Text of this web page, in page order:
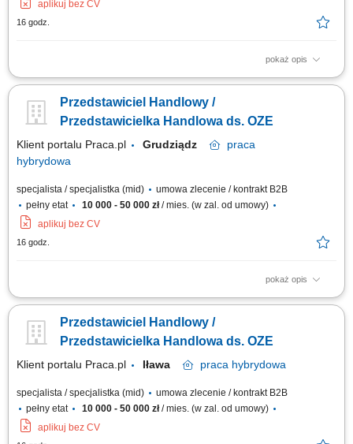
aplikuj bez CV
16 godz.
pokaż opis
Doradzanie klientom w zakresie nowoczesnych rozwiązań z obszaru
prowadzenie spotkań handlowych. Przygotowywanie ofert i finalizowanie
sprzedaży. Budowanie długofalowych relacji z klientami. Raportowanie
Przedstawiciel Handlowy /
Przedstawicielka Handlowa ds. OZE
Klient portalu Praca.pl Grudziądz
praca
hybrydowa
specjalista / specjalistka (mid)
umowa zlecenie / kontrakt B2B
pełny etat
10 000 - 50 000 zł/ mies. (w zal. od umowy)
aplikuj bez CV
16 godz.
pokaż opis
Doradzanie klientom w zakresie nowoczesnych rozwiązań z obszaru
prowadzenie spotkań handlowych. Przygotowywanie ofert i finalizowanie
sprzedaży. Budowanie długofalowych relacji z klientami. Raportowanie
Przedstawiciel Handlowy /
Przedstawicielka Handlowa ds. OZE
Klient portalu Praca.pl Iława praca hybrydowa
specjalista / specjalistka (mid)
umowa zlecenie / kontrakt B2B
pełny etat
10 000 - 50 000 zł/ mies. (w zal. od umowy)
aplikuj bez CV